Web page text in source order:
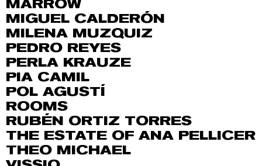
MARROW
MIGUEL CALDERÓN
MILENA MUZQUIZ
PEDRO REYES
PERLA KRAUZE
PIA CAMIL
POL AGUSTÍ
ROOMS
RUBÉN ORTIZ TORRES
THE ESTATE OF ANA PELLICER
THEO MICHAEL